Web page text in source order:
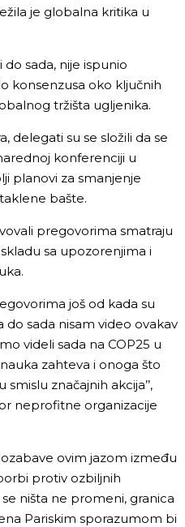
je globalna kritika u
sada, nije ispunio
konsenzusa oko ključnih
tržišta ugljenika.
delegati su se složili da se
konferenciji u
planovi za smanjenje
bašte.
pregovorima smatraju
sa upozorenjima i
još od kada su
do sada nisam video ovakav
videli sada na COP25 u
zahteva i onoga što
značajnih akcija’’,
neprofitne organizacije
ovim jazom između
protiv ozbiljnih
ništa ne promeni, granica
Pariskim sporazumom bi